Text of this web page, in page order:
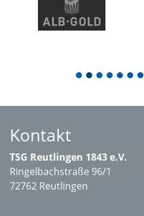
1 2 3 4 5 6 7
Kontakt
TSG Reutlingen 1843 e.V.
Ringelbachstraße 96/1
72762 Reutlingen